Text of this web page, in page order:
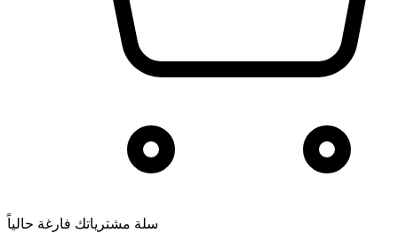
سلة مشترياتك فارغة حالياً